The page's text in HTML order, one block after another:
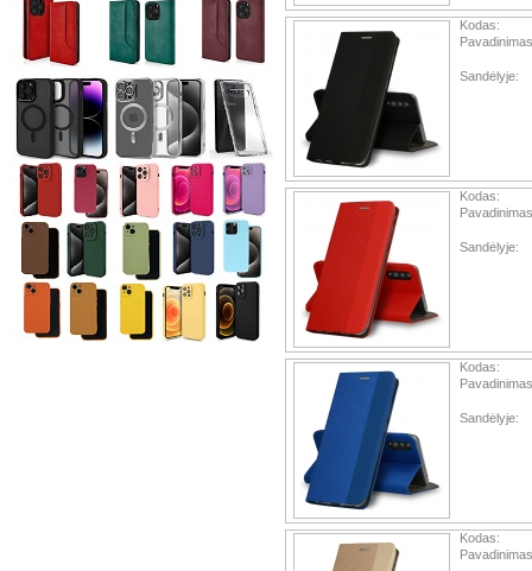
Kodas:
Sandėlyje:
Kodas:
Sandėlyje:
Kodas:
Sandėlyje:
Kodas: